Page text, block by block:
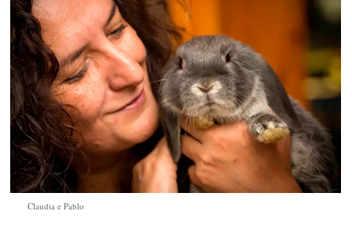
Claudia e Pablo